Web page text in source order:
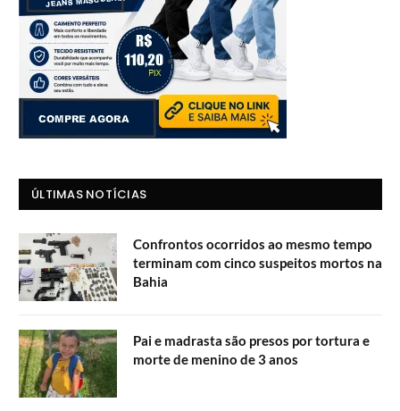
ÚLTIMAS NOTÍCIAS
Confrontos ocorridos ao mesmo tempo
terminam com cinco suspeitos mortos na
Bahia
Pai e madrasta são presos por tortura e
morte de menino de 3 anos